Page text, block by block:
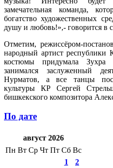
замечательная команда,
богатство художественных
душу и любовь!»,- говорится в
Отметим, режиссёром-
народный артист республики
костюмы придумала Зухра
занимался заслуженный
Нурматов, а все танцы
культуры КР Сергей
бишкекского композитора
По дате
август 2026
Пн Вт Ср Чт Пт Сб Вс
1
2